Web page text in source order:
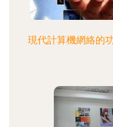
現代計算機網絡的